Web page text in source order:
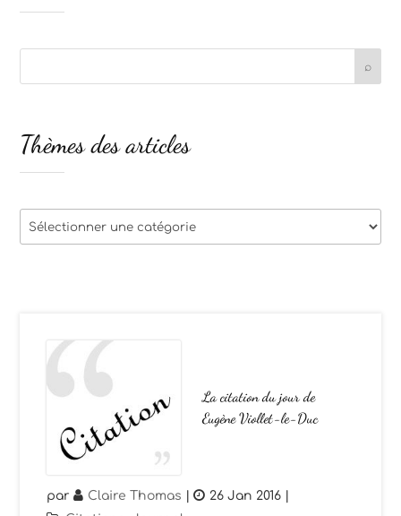
La citation du jour de
Eugène Viollet-le-Duc
par Claire Thomas | 26 Jan 2016 |
Thèmes des articles
Thèmes
des